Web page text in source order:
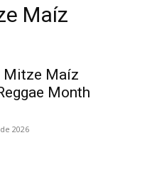
Maíz
Mitze Maíz
Month
2026